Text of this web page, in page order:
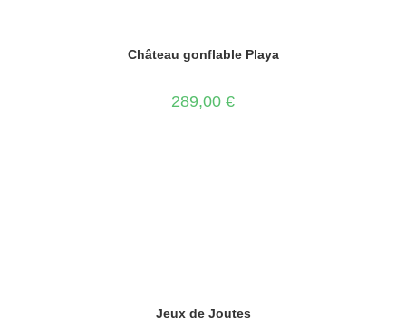
Château gonflable Playa
289,00 €
Jeux de Joutes